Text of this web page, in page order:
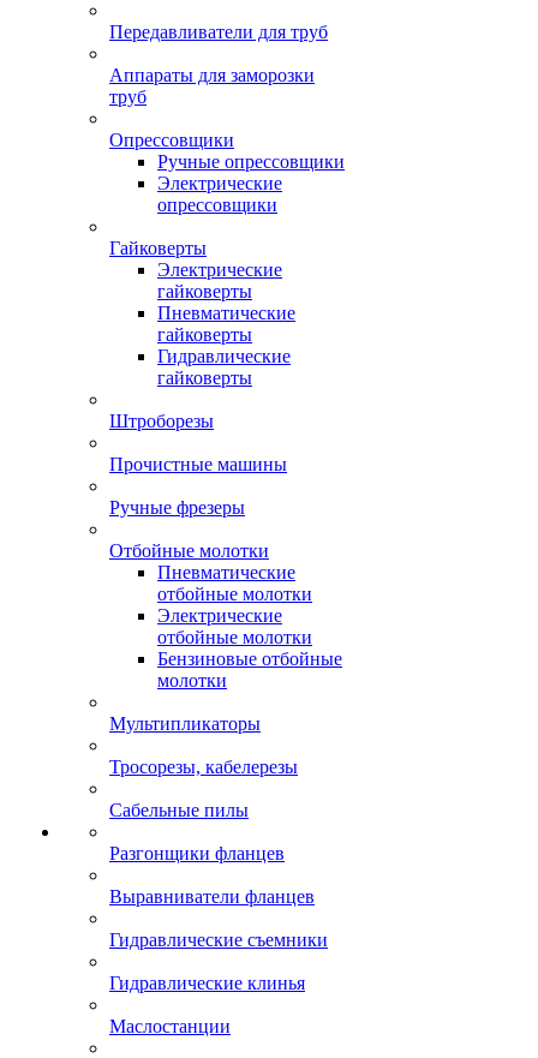
Передавливатели для труб
Аппараты для заморозки
труб
Опрессовщики
Ручные опрессовщики
Электрические
опрессовщики
Гайковерты
Электрические
гайковерты
Пневматические
гайковерты
Гидравлические
гайковерты
Штроборезы
Прочистные машины
Ручные фрезеры
Отбойные молотки
Пневматические
отбойные молотки
Электрические
отбойные молотки
Бензиновые отбойные
молотки
Мультипликаторы
Тросорезы, кабелерезы
Сабельные пилы
Разгонщики фланцев
Выравниватели фланцев
Гидравлические съемники
Гидравлические клинья
Маслостанции